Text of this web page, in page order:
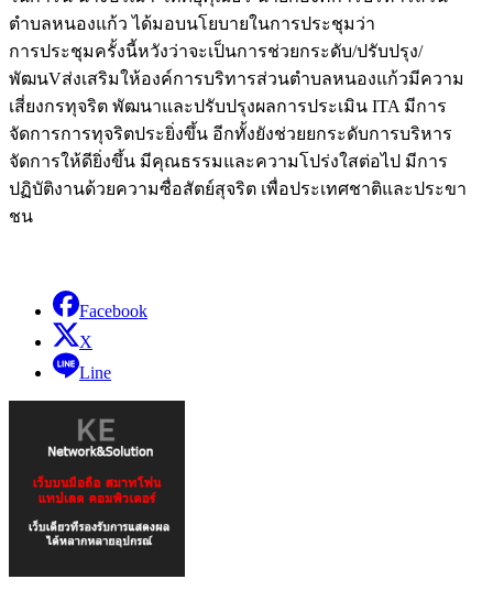
ตำบลหนองแก้ว ได้มอบนโยบายในการประชุมว่า
การประชุมครั้งนี้หวังว่าจะเป็นการช่วยกระดับ/ปรับปรุง/
พัฒนVส่งเสริมให้องค์การบริทารส่วนตำบลหนองแก้วมีความ
เสี่ยงกรทุจริต พัฒนาและปรับปรุงผลการประเมิน ITA มีการ
จัดการการทุจริตประยิ่งขึ้น อีกทั้งยังช่วยยกระดับการบริหาร
จัดการให้ดียิ่งขึ้น มีคุณธรรมและความโปร่งใสต่อไป มีการ
ปฏิบัติงานด้วยความซื่อสัตย์สุจริต เพื่อประเทศชาติและประขา
ชน
Facebook
X
Line